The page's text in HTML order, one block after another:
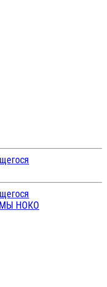
НОКО